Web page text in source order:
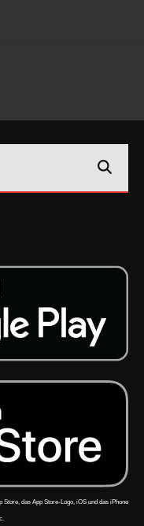
das App Store-Logo, iOS und das iPhone